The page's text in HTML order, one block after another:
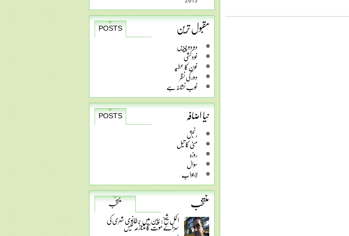
مقبول ترین
POSTS
دو دو چیزیں
خودکشی
خون کا عطیہ
دور کی نظر
خوب نشانہ ہے
نیا اضافہ
POSTS
رنجش
مٹی کا تیل
روزہ
سوال
لاجواب
منتخب
منتخب
اکمل شیخ: چین میں برطانوی شہری کی
سزائے موت کا متنازعہ کیس